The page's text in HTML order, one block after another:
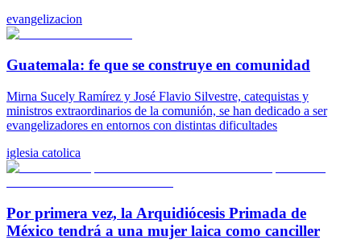
evangelizacion
Guatemala: fe que se construye en comunidad
Mirna Sucely Ramírez y José Flavio Silvestre, catequistas y
ministros extraordinarios de la comunión, se han dedicado a ser
evangelizadores en entornos con distintas dificultades
iglesia catolica
Por primera vez, la Arquidiócesis Primada de
México tendrá a una mujer laica como canciller